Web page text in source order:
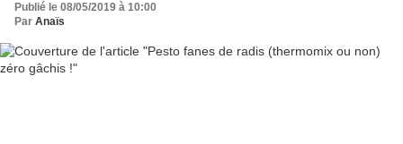
Publié le 08/05/2019 à 10:00
Par Anaïs